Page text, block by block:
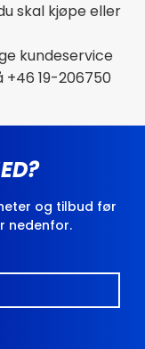
skal kjøpe eller
kundeservice
+46 19-206750
og tilbud før
nedenfor.